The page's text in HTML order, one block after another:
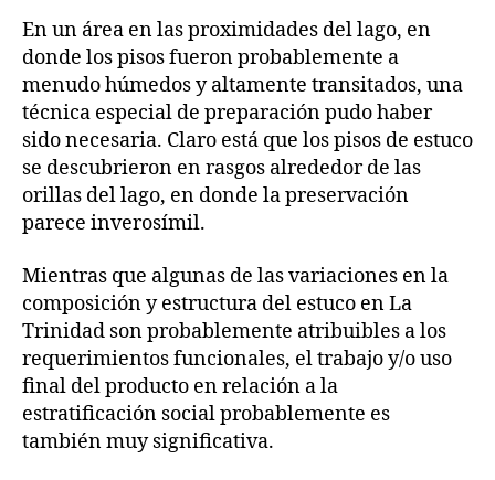
En un área en las proximidades del lago, en
donde los pisos fueron probablemente a
menudo húmedos y altamente transitados, una
técnica especial de preparación pudo haber
sido necesaria. Claro está que los pisos de estuco
se descubrieron en rasgos alrededor de las
orillas del lago, en donde la preservación
parece inverosímil.
Mientras que algunas de las variaciones en la
composición y estructura del estuco en La
Trinidad son probablemente atribuibles a los
requerimientos funcionales, el trabajo y/o uso
final del producto en relación a la
estratificación social probablemente es
también muy significativa.